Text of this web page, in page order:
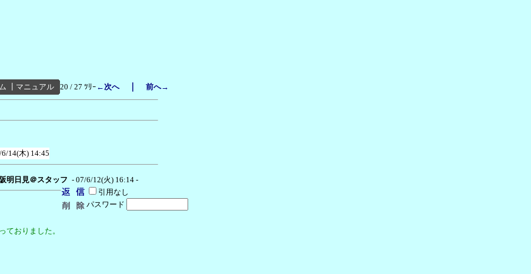
マニュアル 20 / 27 ﾂﾘｰ ←次へ｜ 前へ→
6/14(木) 14:45
阪明日見＠スタッフ - 07/6/12(火) 16:14 -
引用なし
パスワード
ておりました。